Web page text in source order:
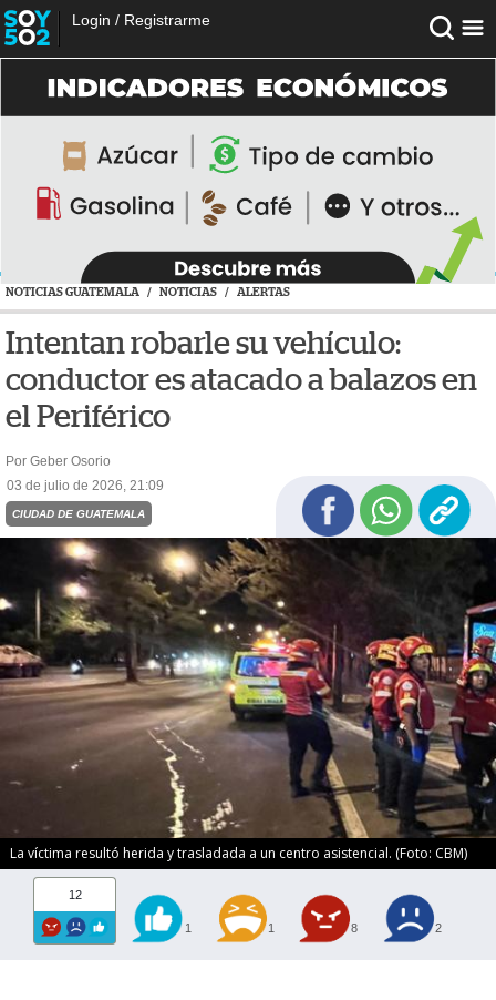
Login / Registrarme
NOTICIAS GUATEMALA / NOTICIAS / ALERTAS
Intentan robarle su vehículo:
conductor es atacado a balazos en
el Periférico
Por Geber Osorio
03 de julio de 2026, 21:09
CIUDAD DE GUATEMALA
La víctima resultó herida y trasladada a un centro asistencial. (Foto: CBM)
12
1 1 8 2